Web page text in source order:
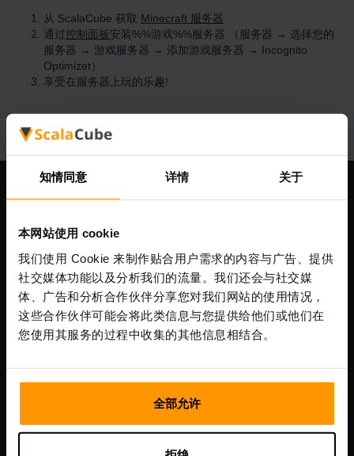
知情同意 详情 关于
本网站使用 cookie
我们使用 Cookie 来制作贴合用户需求的内容与广告、提供
社交媒体功能以及分析我们的流量。我们还会与社交媒
体、广告和分析合作伙伴分享您对我们网站的使用情况，
这些合作伙伴可能会将此类信息与您提供给他们或他们在
您使用其服务的过程中收集的其他信息相结合。
全部允许
从 ScalaCube 获取 Minecraft 服务器
通过控制面板安装%%游戏%%服务器 （服务器 → 选择您的
服务器 → 游戏服务器 → 添加游戏服务器 → Incognito
Optimizet）
享受在服务器上玩的乐趣!
我们公司
Scalable Hosting Solutions OÜ
注册码: 14652605
增值税号: EE102133820
地址: Harju maakond, Tallinn, Kesklinna linnaosa,
Vesivärava tn 50-201, 10152